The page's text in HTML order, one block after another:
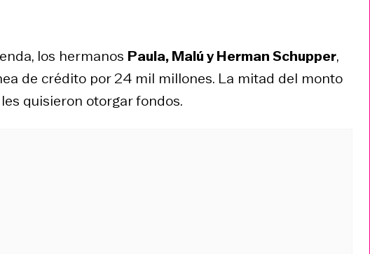
los hermanos Paula, Malú y Herman Schupper,
de crédito por 24 mil millones. La mitad del monto
quisieron otorgar fondos.